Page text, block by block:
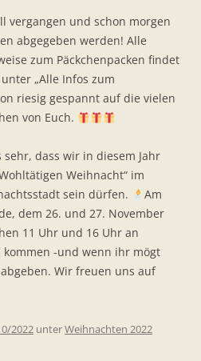
vergangen und schon morgen
abgegeben werden! Alle
zum Päckchenpacken findet
„Alle Infos zum
riesig gespannt auf die vielen
von Euch.
dass wir in diesem Jahr
Weihnacht“ im
sein dürfen.
Am
dem 26. und 27. November
11 Uhr und 16 Uhr an
kommen -und wenn ihr mögt
Wir freuen uns auf
2022 unterWeihnachten 2022